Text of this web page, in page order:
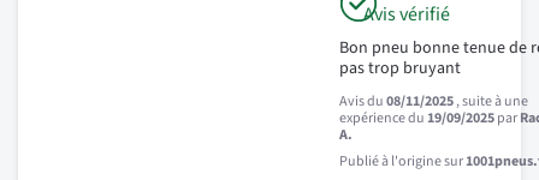
Avis vérifié
Bon pneu bonne tenue de
pas trop bruyant
Avis du08/11/2025, suite à une
expérience du19/09/2025par
A.
Publié à l'origine sur